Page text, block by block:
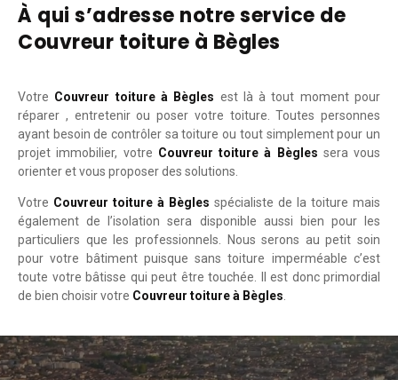
À qui s’adresse notre service de
Couvreur toiture à Bègles
Votre Couvreur toiture à Bègles est là à tout moment pour
réparer , entretenir ou poser votre toiture. Toutes personnes
ayant besoin de contrôler sa toiture ou tout simplement pour un
projet immobilier, votre Couvreur toiture à Bègles sera vous
orienter et vous proposer des solutions.
Votre Couvreur toiture à Bègles spécialiste de la toiture mais
également de l’isolation sera disponible aussi bien pour les
particuliers que les professionnels. Nous serons au petit soin
pour votre bâtiment puisque sans toiture imperméable c’est
toute votre bâtisse qui peut être touchée. Il est donc primordial
de bien choisir votre Couvreur toiture à Bègles